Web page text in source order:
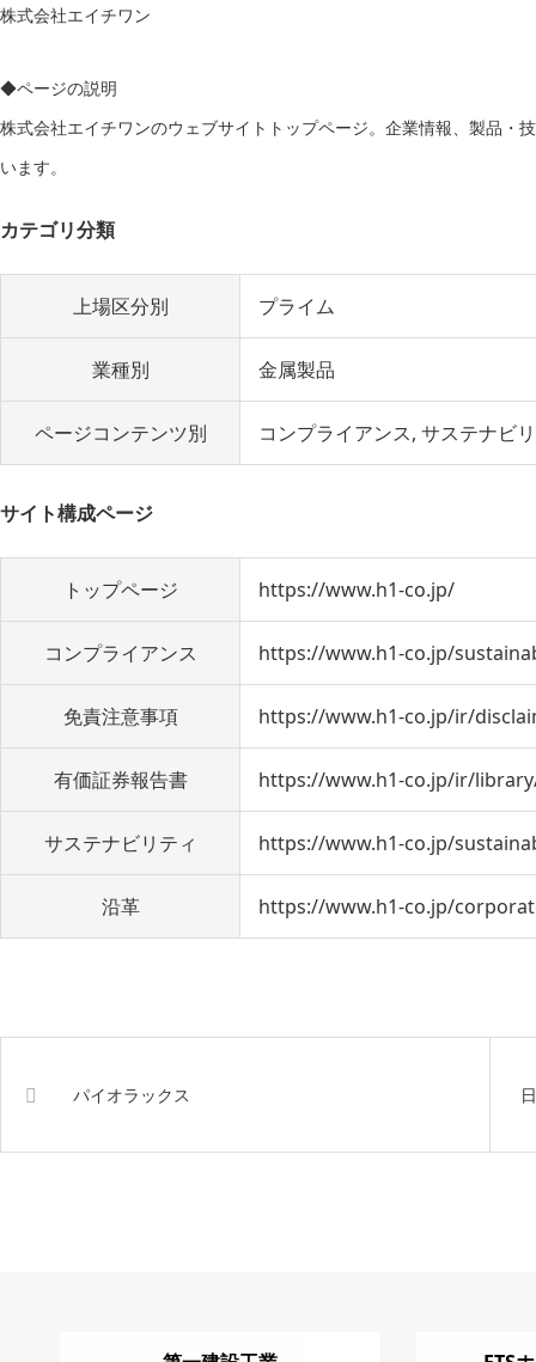
株式会社エイチワン
◆ページの説明
株式会社エイチワンのウェブサイトトップページ。企業情報、製品・
います。
カテゴリ分類
上場区分別 プライム
業種別 金属製品
ページコンテンツ別 コンプライアンス サステナビ
サイト構成ページ
トップページ https://www.h1-co.jp/
コンプライアンス https://www.h1-co.jp/
免責注意事項 https://www.h1-co.jp/ir/
有価証券報告書 https://www.h1-co.jp/ir/
サステナビリティ https://www.h1-co.jp/
沿革 https://www.h1-co.jp/
パイオラックス